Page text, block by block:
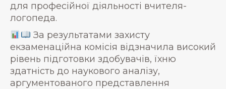
для професійної діяльності вчителя-
логопеда.
За результатами захисту
екзаменаційна комісія відзначила високий
рівень підготовки здобувачів, їхню
здатність до наукового аналізу,
аргументованого представлення